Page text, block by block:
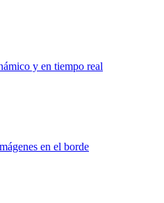
y en tiempo real
en el borde